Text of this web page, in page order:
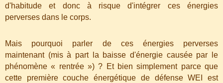
d'habitude et donc à risque d'intégrer ces énergies
perverses dans le corps.
Mais pourquoi parler de ces énergies perverses
maintenant (mis à part la baisse d'énergie causée par le
phénomène « rentrée ») ? Et bien simplement parce que
cette première couche énergétique de défense WEI est